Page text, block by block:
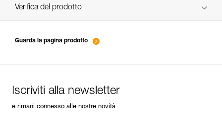
verif-EPI-ASAP-LOCK-procedure-IT
Verifica del prodotto
Guarda la pagina prodotto
Iscriviti alla newsletter
e rimani connesso alle nostre novità